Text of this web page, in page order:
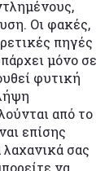
Οι φακές,
πηγές
μόνο σε
φυτική
από το
επίσης
λαχανικά σας
να